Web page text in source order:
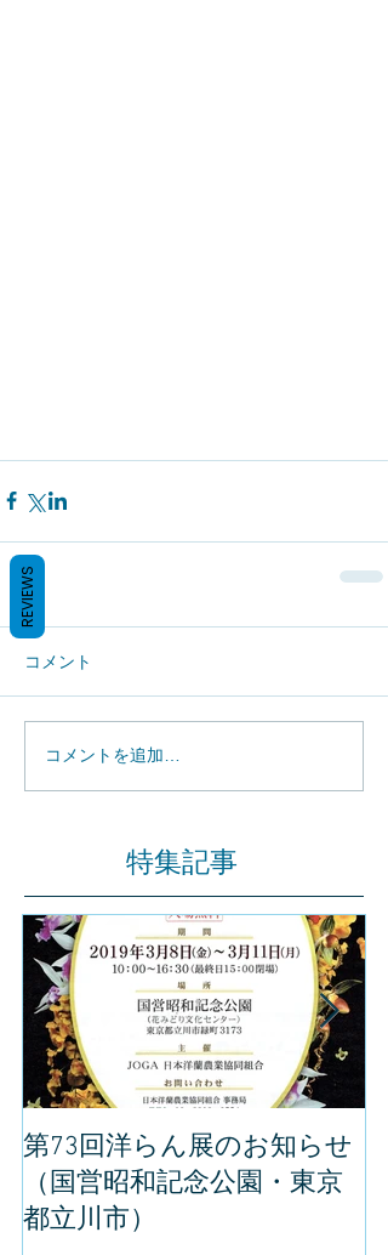
コメント
コメントを追加…
特集記事
第73回洋らん展のお知らせ
（国営昭和記念公園・東京
都立川市）
REVIEWS